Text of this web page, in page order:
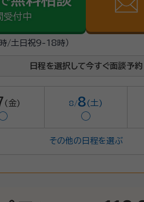
受付中
/土日祝9-18時）
日程を選択して今すぐ面談予約
(金) 8/8(土)
◯
その他の日程を選ぶ